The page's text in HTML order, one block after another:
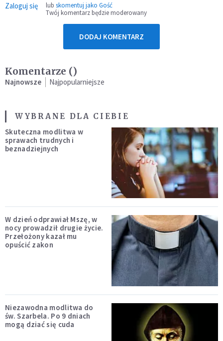
Zaloguj się lub skomentuj jako Gość
Twój komentarz będzie moderowany
DODAJ KOMENTARZ
Komentarze ()
Najnowsze Najpopularniejsze
WYBRANE DLA CIEBIE
Skuteczna modlitwa w
sprawach trudnych i
beznadziejnych
W dzień odprawiał Mszę, w
nocy prowadził drugie życie.
Przełożony kazał mu
opuścić zakon
Niezawodna modlitwa do
św. Szarbela. Po 9 dniach
mogą dziać się cuda